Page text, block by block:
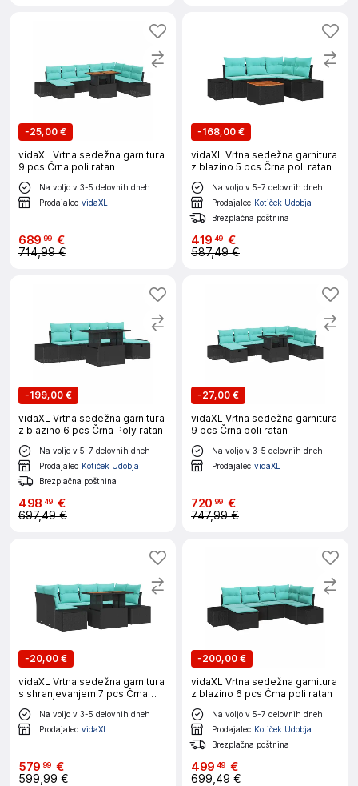
-25,00 €
vidaXL Vrtna sedežna garnitura
9 pcs Črna poli ratan
Na voljo v 3-5 delovnih dneh
Prodajalec vidaXL
689 99 €
714,99 €
-168,00 €
vidaXL Vrtna sedežna garnitura
z blazino 5 pcs Črna poli ratan
Na voljo v 5-7 delovnih dneh
Prodajalec Kotiček Udobja
Brezplačna poštnina
419 49 €
587,49 €
-199,00 €
vidaXL Vrtna sedežna garnitura
z blazino 6 pcs Črna Poly ratan
Na voljo v 5-7 delovnih dneh
Prodajalec Kotiček Udobja
Brezplačna poštnina
498 49 €
697,49 €
-27,00 €
vidaXL Vrtna sedežna garnitura
9 pcs Črna poli ratan
Na voljo v 3-5 delovnih dneh
Prodajalec vidaXL
720 99 €
747,99 €
-20,00 €
vidaXL Vrtna sedežna garnitura
s shranjevanjem 7 pcs Črna
Poly ratan
Na voljo v 3-5 delovnih dneh
Prodajalec vidaXL
579 99 €
599,99 €
-200,00 €
vidaXL Vrtna sedežna garnitura
z blazino 6 pcs Črna poli ratan
Na voljo v 5-7 delovnih dneh
Prodajalec Kotiček Udobja
Brezplačna poštnina
499 49 €
699,49 €